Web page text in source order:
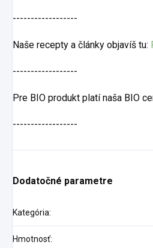
------------------
Naše recepty a články objavíš tu:
------------------
Pre BIO produkt platí naša BIO
------------------
Dodatočné parametre
Kategória:
Hmotnosť: